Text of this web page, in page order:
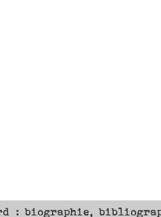
: biographie,